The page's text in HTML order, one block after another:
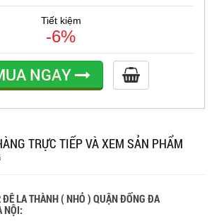
Tiết kiệm
-6%
NGAY
TRỰC TIẾP VÀ XEM SẢN PHẨM
ĐÊ LA THÀNH ( NHỎ ) QUẬN ĐỐNG ĐA
NỘI: